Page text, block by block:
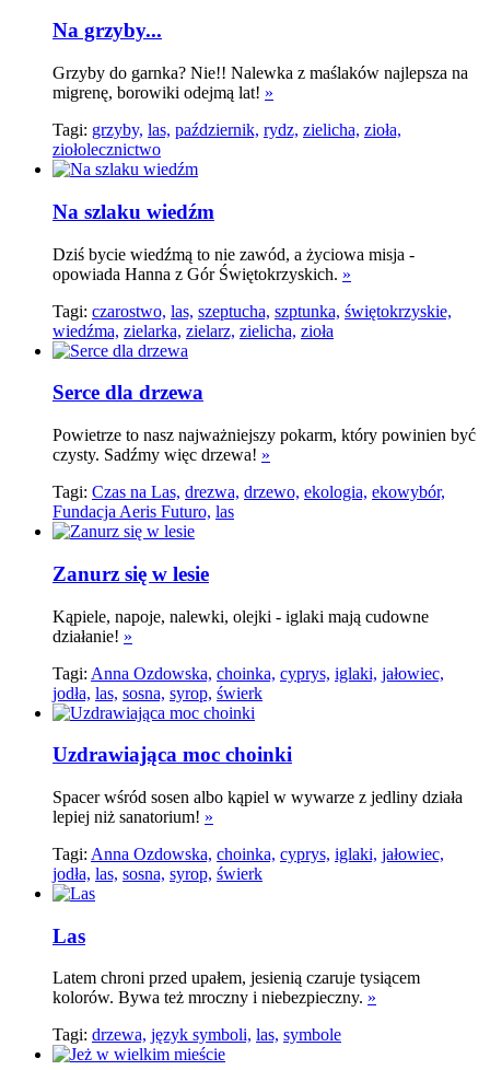
Na grzyby...
Grzyby do garnka? Nie!! Nalewka z maślaków najlepsza na
migrenę, borowiki odejmą lat! »
Tagi: grzyby, las, październik, rydz, zielicha, zioła,
ziołolecznictwo
Na szlaku wiedźm
Dziś bycie wiedźmą to nie zawód, a życiowa misja -
opowiada Hanna z Gór Świętokrzyskich. »
Tagi: czarostwo, las, szeptucha, szptunka, świętokrzyskie,
wiedźma, zielarka, zielarz, zielicha, zioła
Serce dla drzewa
Powietrze to nasz najważniejszy pokarm, który powinien być
czysty. Sadźmy więc drzewa! »
Tagi: Czas na Las, drezwa, drzewo, ekologia, ekowybór,
Fundacja Aeris Futuro, las
Zanurz się w lesie
Kąpiele, napoje, nalewki, olejki - iglaki mają cudowne
działanie! »
Tagi: Anna Ozdowska, choinka, cyprys, iglaki, jałowiec,
jodła, las, sosna, syrop, świerk
Uzdrawiająca moc choinki
Spacer wśród sosen albo kąpiel w wywarze z jedliny działa
lepiej niż sanatorium! »
Tagi: Anna Ozdowska, choinka, cyprys, iglaki, jałowiec,
jodła, las, sosna, syrop, świerk
Las
Latem chroni przed upałem, jesienią czaruje tysiącem
kolorów. Bywa też mroczny i niebezpieczny. »
Tagi: drzewa, język symboli, las, symbole